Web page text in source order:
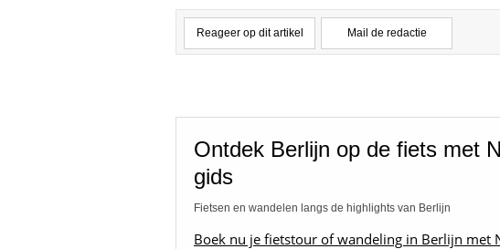
Reageer op dit artikel Mail de redactie
Ontdek Berlijn op de fiets met
gids
Fietsen en wandelen langs de highlights van Berlijn
Boek nu je fietstour of wandeling in Berlijn met